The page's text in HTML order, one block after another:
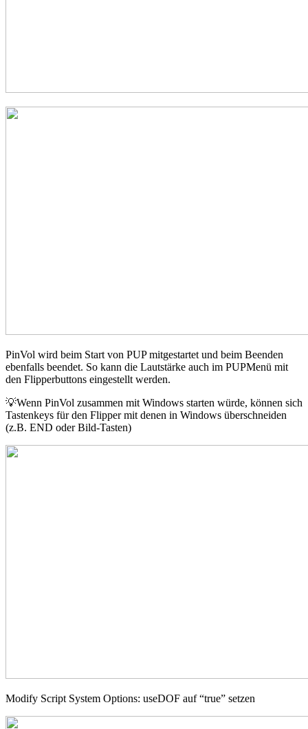
PinVol wird beim Start von PUP mitgestartet und beim Beenden
ebenfalls beendet. So kann die Lautstärke auch im PUPMenü mit
den Flipperbuttons eingestellt werden.
💡Wenn PinVol zusammen mit Windows starten würde, können sich
Tastenkeys für den Flipper mit denen in Windows überschneiden
(z.B. END oder Bild-Tasten)
Modify Script System Options: useDOF auf “true” setzen